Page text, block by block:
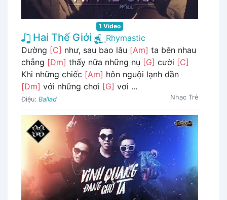
1 Video
Hai Thế Giới
Rhymastic
Dường [C] như, sau bao lâu [Am] ta bên nhau
chẳng [Dm] thấy nữa những nụ [G] cười [C]
Khi những chiếc [Am] hôn nguội lạnh dần
[Dm] với những chơi [G] vơi ...
Điệu: Ballad Nhạc Trẻ